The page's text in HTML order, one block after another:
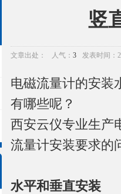
竖
文章出处： 人气： 3 发表时间：
电磁流量计的安装
有哪些呢？
西安云仪专业生产
流量计安装要求的
水平和垂直安装